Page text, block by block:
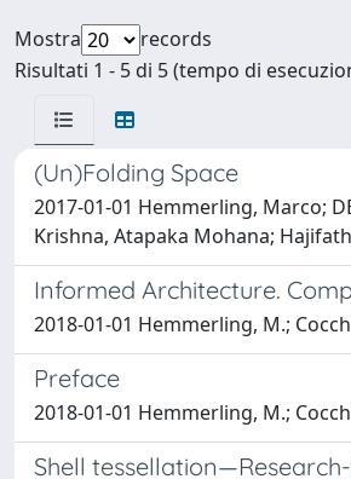
Mostra
records
Risultati 1 - 5 di 5 (tempo di
(Un)Folding Space
2017-01-01 Hemmerling, Marco;
Krishna, Atapaka Mohana;
Informed Architecture.
2018-01-01 Hemmerling, M.;
Preface
2018-01-01 Hemmerling, M.;
Shell